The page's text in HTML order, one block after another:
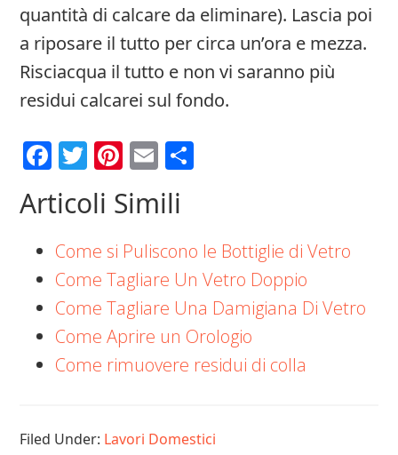
quantità di calcare da eliminare). Lascia poi
a riposare il tutto per circa un’ora e mezza.
Risciacqua il tutto e non vi saranno più
residui calcarei sul fondo.
Facebook
Twitter
Pinterest
Email
Articoli Simili
Come si Puliscono le Bottiglie di Vetro
Come Tagliare Un Vetro Doppio
Come Tagliare Una Damigiana Di Vetro
Come Aprire un Orologio
Come rimuovere residui di colla
Filed Under: Lavori Domestici